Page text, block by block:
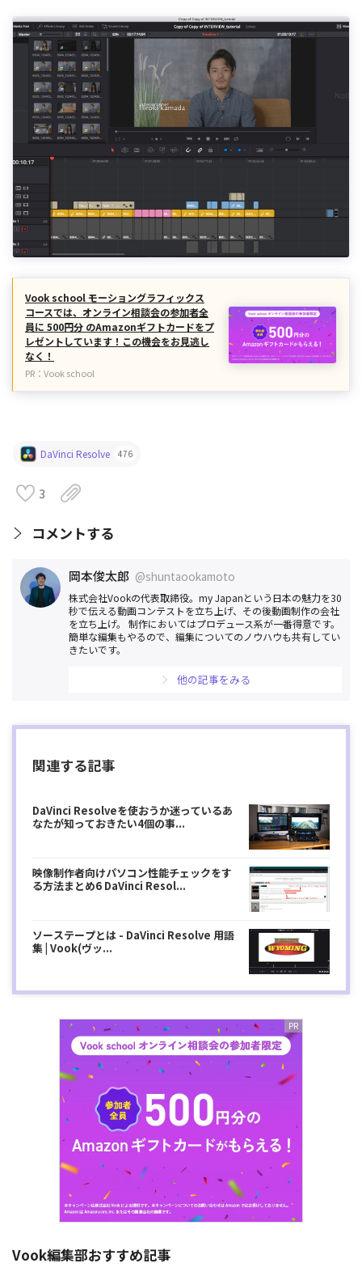
Vook school モーショングラフィックス
コースでは、オンライン相談会の参加者全
員に 500円分 のAmazonギフトカードをプ
レゼントしています！この機会をお見逃し
なく！
PR：Vook school
DaVinci Resolve 476
3
コメントする
岡本俊太郎 @shuntaookamoto
株式会社Vookの代表取締役。my Japanという日本の魅力を30
秒で伝える動画コンテストを立ち上げ、その後動画制作の会社
を立ち上げ。 制作においてはプロデュース系が一番得意です。
簡単な編集もやるので、編集についてのノウハウも共有してい
きたいです。
他の記事をみる
関連する記事
DaVinci Resolveを使おうか迷っているあ
なたが知っておきたい4個の事...
映像制作者向けパソコン性能チェックをす
る方法まとめ6 DaVinci Resol...
ソーステープとは - DaVinci Resolve 用語
集 | Vook(ヴッ...
Vook編集部おすすめ記事